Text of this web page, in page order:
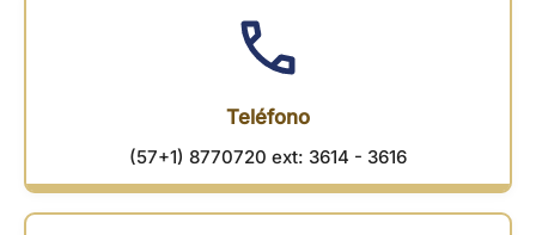
Teléfono
(57+1) 8770720 ext: 3614 - 3616